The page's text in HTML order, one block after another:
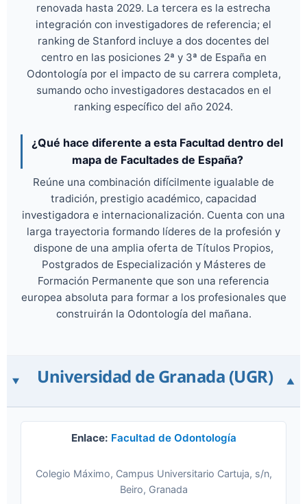
renovada hasta 2029. La tercera es la estrecha
integración con investigadores de referencia; el
ranking de Stanford incluye a dos docentes del
centro en las posiciones 2ª y 3ª de España en
Odontología por el impacto de su carrera completa,
sumando ocho investigadores destacados en el
ranking específico del año 2024.
¿Qué hace diferente a esta Facultad dentro del
mapa de Facultades de España?
Reúne una combinación difícilmente igualable de
tradición, prestigio académico, capacidad
investigadora e internacionalización. Cuenta con una
larga trayectoria formando líderes de la profesión y
dispone de una amplia oferta de Títulos Propios,
Postgrados de Especialización y Másteres de
Formación Permanente que son una referencia
europea absoluta para formar a los profesionales que
construirán la Odontología del mañana.
Universidad de Granada (UGR) ▼
Enlace: Facultad de Odontología
Colegio Máximo, Campus Universitario Cartuja, s/n,
Beiro, Granada